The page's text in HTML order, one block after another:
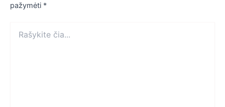
pažymėti *
čia...